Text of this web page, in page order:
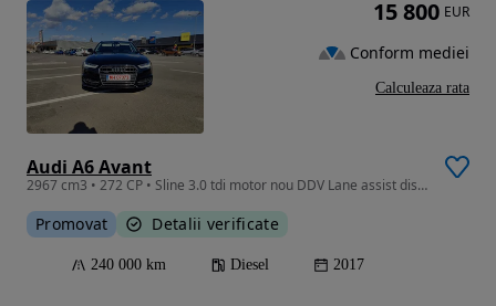
Audi A6 Avant
2967 cm3 • 272 CP • Sline 3.0 tdi motor nou DDV Lane assist distronic alcantara NEGOCIABIL
Promovat Detalii verificate
240 000 km Diesel 2017
15 800 EUR
Conform mediei
Calculeaza rata